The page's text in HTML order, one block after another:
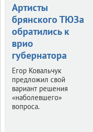
Артисты
брянского ТЮЗа
обратились к
врио
губернатора
Егор Ковальчук
предложил свой
вариант решения
«наболевшего»
вопроса.